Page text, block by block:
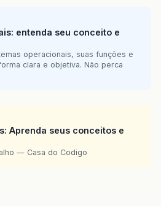
entenda seu conceito e
operacionais, suas funções e
clara e objetiva. Não perca
Aprenda seus conceitos e
— Casa do Codigo